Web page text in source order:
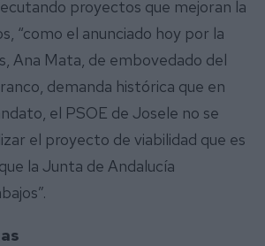
proyectos que mejoran la
“como el anunciado hoy por la
Ana Mata, de embovedado del
demanda histórica que en
el PSOE de Josele no se
el proyecto de viabilidad que es
la Junta de Andalucía